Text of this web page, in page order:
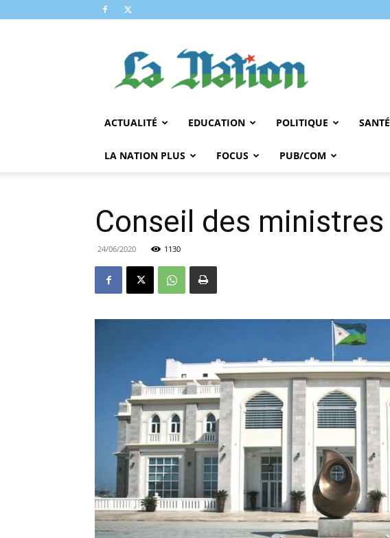
NATION
ACTUALITÉ EDUCATION POLITIQUE SANTÉ
LA NATION PLUS FOCUS PUB/COM
Conseil des ministres
24/06/2020 1130